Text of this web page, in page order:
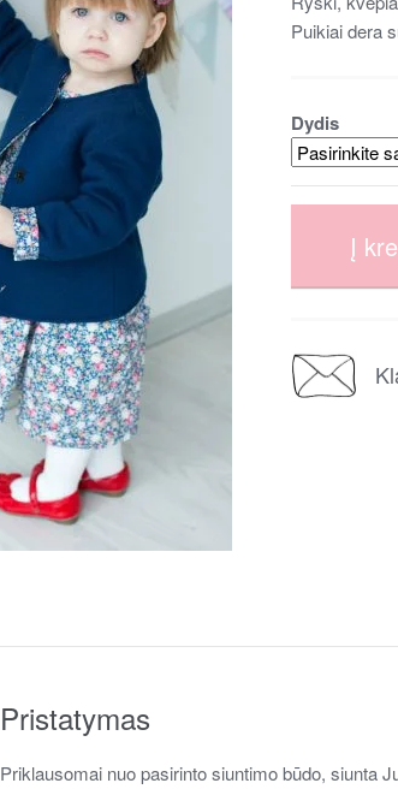
Puikiai dera
Dydis
Į
Pristatymas
Priklausomai nuo pasirinto siuntimo būdo, siunta